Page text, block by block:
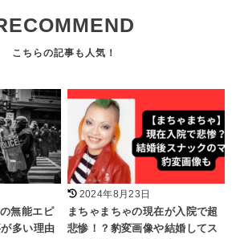
無能エピ
多い理由
2024年8月23日
まちゃまちゃの現在が入院で超
悲惨！？豹変画像や結婚してス